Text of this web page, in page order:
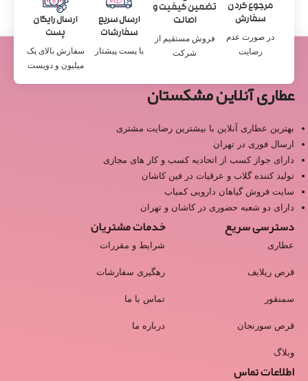
مرجوع کردن
سفارش
در صورت عدم
رضایت
تضمین کیفیت و
اصالت
فروش مستقیم از
شرکت
ارسال سریع
سفارشات
با پست پیشتاز
ارسال رایگان
پست
سفارش بالای یک
میلیون و دویست
عطاری آنلاین مشکستان
بهترین عطاری آنلاین با بیشترین رضایت مشتری
ارسال فوری در تهران
دارای جواز کسب از اتحادیه کسب و کار های مجازی
تولید کننده گلاب و عرقیات در فین کاشان
سایت فروش گیاهان دارویی کمیاب
دارای دو شعبه حضوری در کاشان و تهران
دسترسی سریع
عطاری
قرص ریلایف
سمنقور
قرص سورنجان
وبلاگ
خدمات مشتریان
شرایط و مقررات
رهگیری سفارشات
تماس با ما
درباره ما
اطلاعات تماس